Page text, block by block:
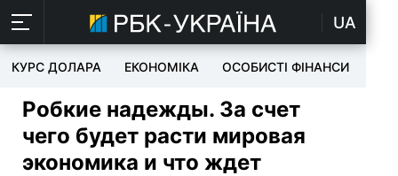
UA
КУРС ДОЛАРА ЕКОНОМІКА ОСОБИСТІ ФІНАНСИ
Робкие надежды. За счет
чего будет расти мировая
экономика и что ждет